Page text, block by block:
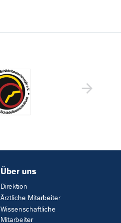
Über uns
Direktion
Ärztliche Mitarbeiter
Wissenschaftliche
Mitarbeiter